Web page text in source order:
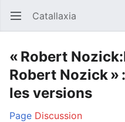
Ouvrir le menu principal Catallaxia
« Robert
Robert Nozick »
les versions
Page Discussion